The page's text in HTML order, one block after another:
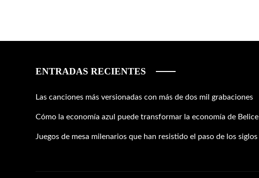
ENTRADAS RECIENTES
Las canciones más versionadas con más de dos mil grabaciones
Cómo la economía azul puede transformar la economía de Belice
Juegos de mesa milenarios que han resistido el paso de los siglos